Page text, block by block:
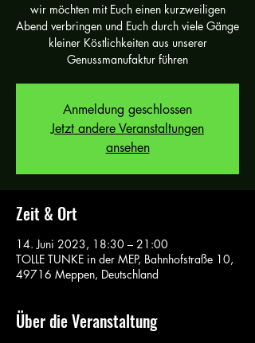
wir möchten mit Euch einen kurzweiligen
Abend verbringen und Euch durch viele Gänge
kleiner Köstlichkeiten aus unserer
Genussmanufaktur führen
Anmeldung geschlossen
Jetzt andere Veranstaltungen
ansehen
Zeit & Ort
14. Juni 2023, 18:30 – 21:00
TOLLE TUNKE in der MEP, Bahnhofstraße 10,
49716 Meppen, Deutschland
Über die Veranstaltung